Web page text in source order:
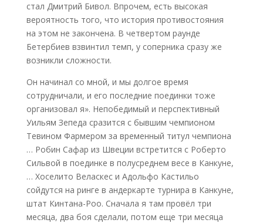
стал Дмитрий Бивол. Впрочем, есть высокая
вероятность того, что история противостояния
на этом не закончена. В четвертом раунде
Бетербиев взвинтил темп, у соперника сразу же
возникли сложности.
Он начинал со мной, и мы долгое время
сотрудничали, и его последние поединки тоже
организовал я». Непобедимый и перспективный
Уильям Зепеда сразится с бывшим чемпионом
Тевином Фармером за временный титул чемпиона
… Робин Сафар из Швеции встретится с Роберто
Сильвой в поединке в полусреднем весе в Канкуне,
… Хоселито Веласкес и Адольфо Кастильо
сойдутся на ринге в андеркарте турнира в Канкуне,
штат Кинтана-Роо. Сначала я там провёл три
месяца, два боя сделали, потом еще три месяца